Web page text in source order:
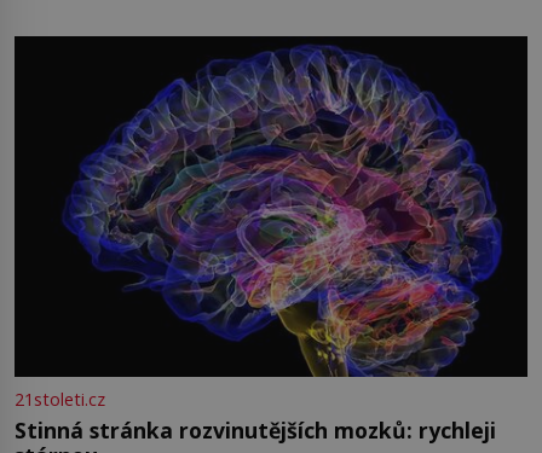
přízračná scéna znamená? Je jaro roku 1945, druhá
světová válka se chýlí ke konci. Jezero Stolpsee
21stoleti.cz
Stinná stránka rozvinutějších mozků: rychleji